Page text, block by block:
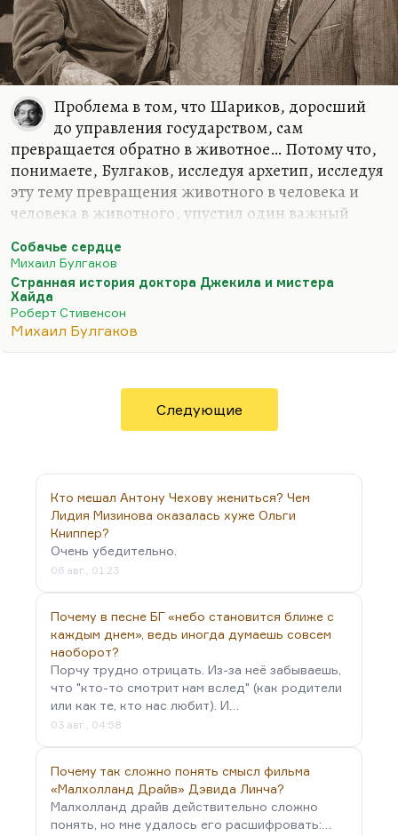
Проблема в том, что Шариков, доросший
до управления государством, сам
превращается обратно в животное… Потому что,
понимаете, Булгаков, исследуя архетип, исследуя
эту тему превращения животного в человека и
человека в животного, упустил один важный
довольно точно понял Стивенсон: частые
превращения по линии Джекил-Хайд приводят к
тому, что этот процесс становится а)
необратимым б) неуправляемым. Один раз
выпустив Хайда, вы перестаете его
Так и здесь: сделав из Шарика Шарикова, сделав
из доброго и глупого пса довольно страшного
пролетария, вы, во-первых, не можете этот
Собачье сердце
Михаил Булгаков
Странная история доктора Джекила и мистера
Хайда
Роберт Стивенсон
Михаил Булгаков
Следующие
Кто мешал Антону Чехову жениться? Чем
Лидия Мизинова оказалась хуже Ольги
Книппер?
Очень убедительно.
06 авг., 01:23
Почему в песне БГ «небо становится ближе с
каждым днем», ведь иногда думаешь совсем
наоборот?
Порчу трудно отрицать. Из-за неё забываешь,
что "кто-то смотрит нам вслед" (как родители
или как те, кто нас любит). И…
03 авг., 04:58
Почему так сложно понять смысл фильма
«Малхолланд Драйв» Дэвида Линча?
Малхолланд драйв действительно сложно
понять, но мне удалось его расшифровать:…